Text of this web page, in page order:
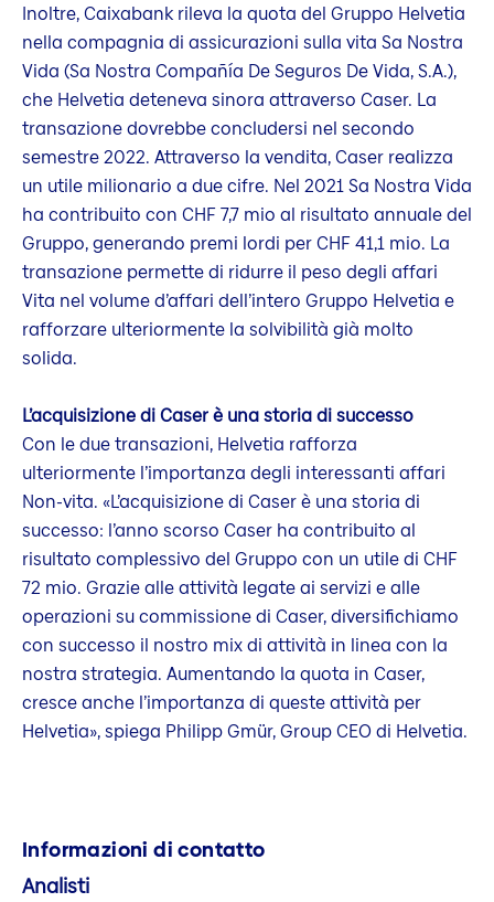
Inoltre, Caixabank rileva la quota del Gruppo Helvetia
nella compagnia di assicurazioni sulla vita Sa Nostra
Vida (Sa Nostra Compañía De Seguros De Vida, S.A.),
che Helvetia deteneva sinora attraverso Caser. La
transazione dovrebbe concludersi nel secondo
semestre 2022. Attraverso la vendita, Caser realizza
un utile milionario a due cifre. Nel 2021 Sa Nostra Vida
ha contribuito con CHF 7,7 mio al risultato annuale del
Gruppo, generando premi lordi per CHF 41,1 mio. La
transazione permette di ridurre il peso degli affari
Vita nel volume d’affari dell’intero Gruppo Helvetia e
rafforzare ulteriormente la solvibilità già molto
solida.
L’acquisizione di Caser è una storia di successo
Con le due transazioni, Helvetia rafforza
ulteriormente l’importanza degli interessanti affari
Non-vita. «L’acquisizione di Caser è una storia di
successo: l’anno scorso Caser ha contribuito al
risultato complessivo del Gruppo con un utile di CHF
72 mio. Grazie alle attività legate ai servizi e alle
operazioni su commissione di Caser, diversifichiamo
con successo il nostro mix di attività in linea con la
nostra strategia. Aumentando la quota in Caser,
cresce anche l’importanza di queste attività per
Helvetia», spiega Philipp Gmür, Group CEO di Helvetia.
Informazioni di contatto
Analisti